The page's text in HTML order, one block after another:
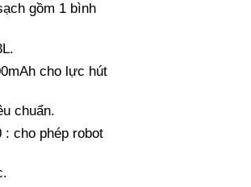
gồm 1 bình
cho lực hút
chuẩn.
cho phép robot